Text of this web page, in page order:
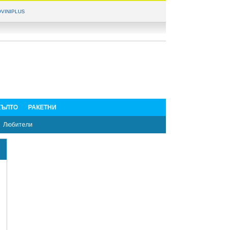
РАКЕТНИ
Любители